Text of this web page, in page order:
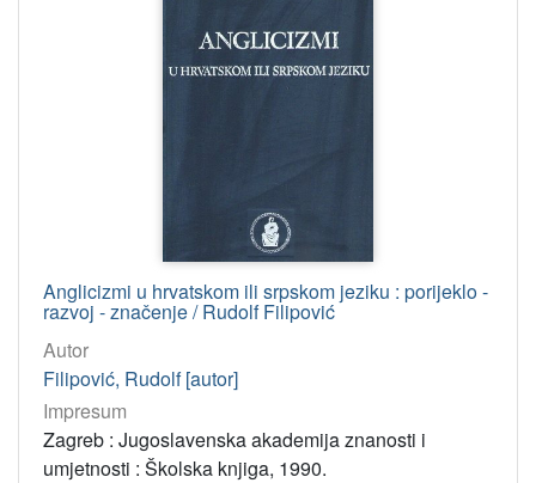
Anglicizmi u hrvatskom ili srpskom jeziku : porijeklo -
razvoj - značenje / Rudolf Filipović
Autor
Filipović, Rudolf [autor]
Impresum
Zagreb : Jugoslavenska akademija znanosti i
umjetnosti : Školska knjiga, 1990.